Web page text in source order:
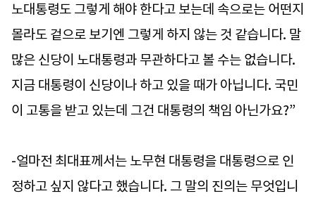
노대통령도 그렇게 해야 한다고 보는데 속으로는 어떤지
몰라도 겉으로 보기엔 그렇게 하지 않는 것 같습니다. 말
많은 신당이 노대통령과 무관하다고 볼 수는 없습니다.
지금 대통령이 신당이나 하고 있을 때가 아닙니다. 국민
이 고통을 받고 있는데 그건 대통령의 책임 아닌가요?”
-얼마전 최대표께서는 노무현 대통령을 대통령으로 인
정하고 싶지 않다고 했습니다. 그 말의 진의는 무엇입니